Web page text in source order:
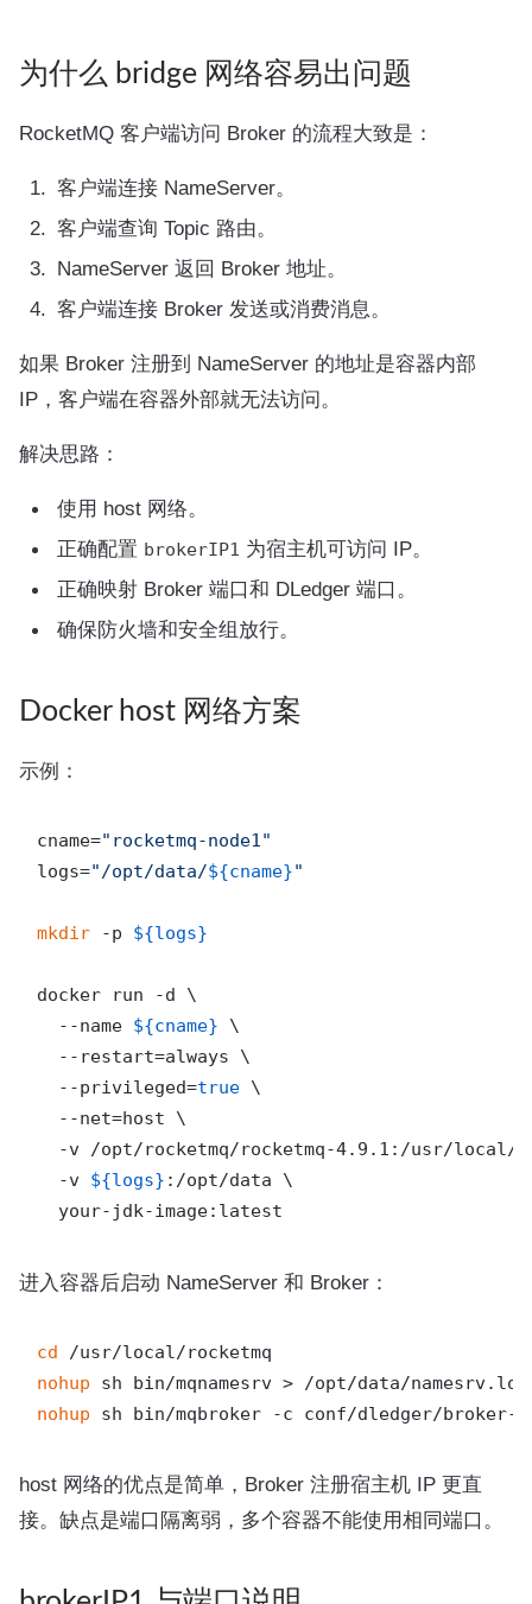
为什么 bridge 网络容易出问题
RocketMQ 客户端访问 Broker 的流程大致是：
客户端连接 NameServer。
客户端查询 Topic 路由。
NameServer 返回 Broker 地址。
客户端连接 Broker 发送或消费消息。
如果 Broker 注册到 NameServer 的地址是容器内部
IP，客户端在容器外部就无法访问。
解决思路：
使用 host 网络。
正确配置 brokerIP1 为宿主机可访问 IP。
正确映射 Broker 端口和 DLedger 端口。
确保防火墙和安全组放行。
Docker host 网络方案
示例：
cname="rocketmq-node1"
logs="/opt/data/${cname}"
mkdir -p ${logs}
docker run -d \
  --name
${cname} \
  --restart=always \
  --privileged=
true \
  --net=host \
-v /opt/rocketmq/rocketmq-4.9.1:/usr/local/
  -v
${logs} :/opt/data \
进入容器后启动 NameServer 和 Broker：
cd
nohup
nohup
host 网络的优点是简单，Broker 注册宿主机 IP 更直
接。缺点是端口隔离弱，多个容器不能使用相同端口。